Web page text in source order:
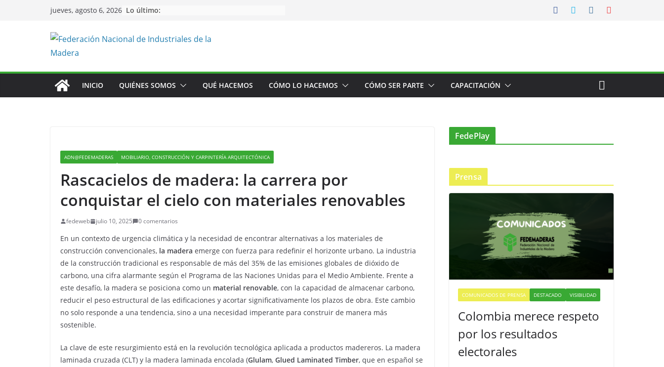
jueves, agosto 6, 2026 Lo último:
INICIO QUIÉNES SOMOS QUÉ HACEMOS CÓMO LO HACEMOS CÓMO SER PARTE CAPACITACIÓN
ADN@FEDEMADERAS MOBILIARIO, CONSTRUCCIÓN Y CARPINTERÍA ARQUITECTÓNICA
Rascacielos de madera: la carrera por
conquistar el cielo con materiales renovables
fedeweb julio 10, 2025 0 comentarios
En un contexto de urgencia climática y la necesidad de encontrar alternativas a los materiales de
construcción convencionales, la madera emerge con fuerza para redefinir el horizonte urbano. La industria
de la construcción tradicional es responsable de más del 35% de las emisiones globales de dióxido de
carbono, una cifra alarmante según el Programa de las Naciones Unidas para el Medio Ambiente. Frente a
este desafío, la madera se posiciona como un material renovable, con la capacidad de almacenar carbono,
reducir el peso estructural de las edificaciones y acortar significativamente los plazos de obra. Este cambio
no solo responde a una tendencia, sino a una necesidad imperante para construir de manera más
sostenible.
La clave de este resurgimiento está en la revolución tecnológica aplicada a productos madereros. La madera
laminada cruzada (CLT) y la madera laminada encolada (Glulam, Glued Laminated Timber, que en español se
FedePlay
Prensa
COMUNICADOS DE PRENSA DESTACADO VISIBILIDAD
Colombia merece respeto
por los resultados
electorales